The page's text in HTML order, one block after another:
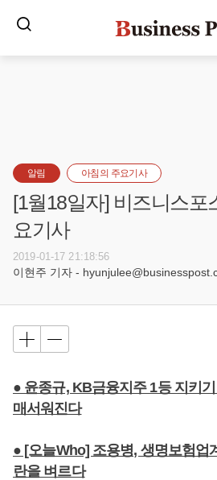
알림 아침의 주요기사
[1월18일자] 비즈니스포
요기사
2019-01-17 21:18:56
이현주 기자 -
● 윤종규, KB금융지주 1등 지키
매서워진다
● [오늘Who] 조용병, 생명보험업
란을 벼르다